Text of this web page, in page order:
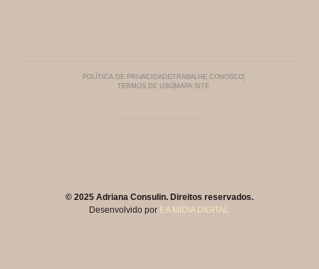
POLÍTICA DE PRIVACIDADE TRABALHE CONOSCO
TERMOS DE USO MAPA SITE
© 2025 Adriana Consulin. Direitos reservados.
Desenvolvido por EA MÍDIA DIGITAL